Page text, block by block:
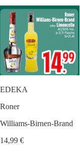
EDEKA
Roner
Williams-Birnen-Brand
14,99 €